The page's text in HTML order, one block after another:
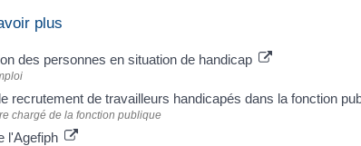
plus
des personnes en situation de handicap
recrutement de travailleurs handicapés dans la fonction
chargé de la fonction publique
l'Agefiph